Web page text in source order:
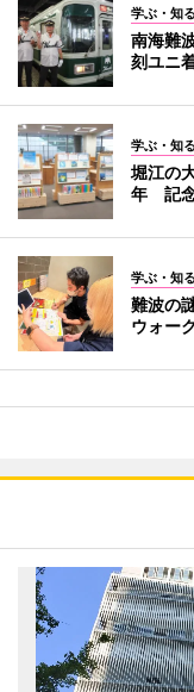
学ぶ・知る
南海難
刻ユニ
学ぶ・知る
堀江の
年 記念
学ぶ・知る
難波の
ウォー